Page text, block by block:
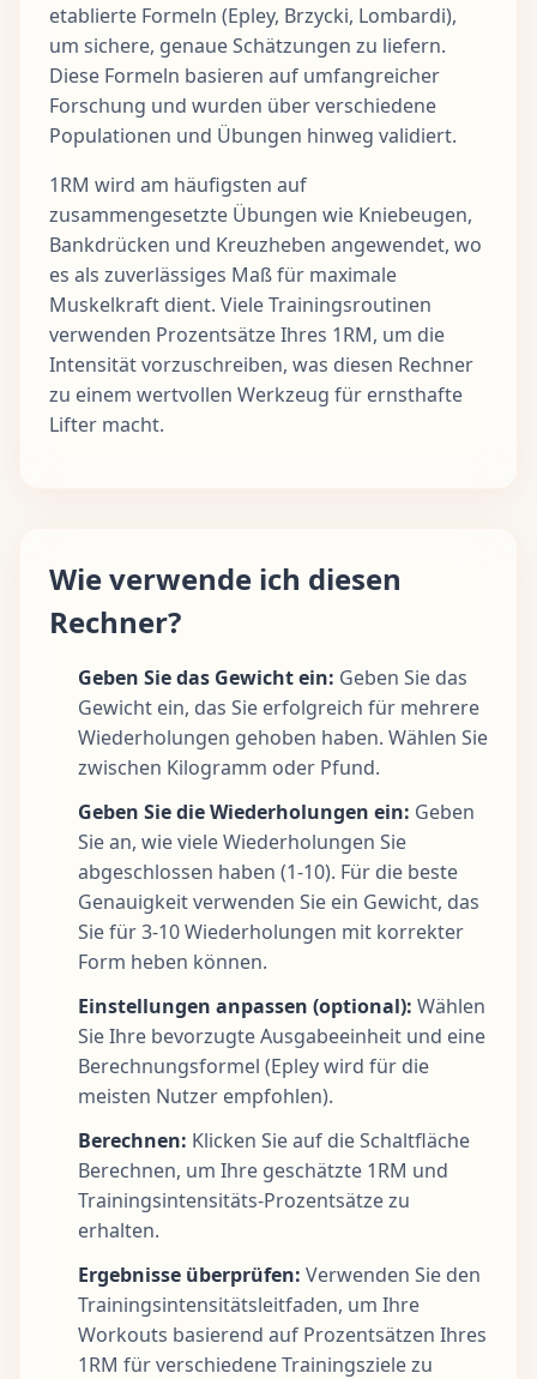
etablierte Formeln (Epley, Brzycki, Lombardi),
um sichere, genaue Schätzungen zu liefern.
Diese Formeln basieren auf umfangreicher
Forschung und wurden über verschiedene
Populationen und Übungen hinweg validiert.
1RM wird am häufigsten auf
zusammengesetzte Übungen wie Kniebeugen,
Bankdrücken und Kreuzheben angewendet, wo
es als zuverlässiges Maß für maximale
Muskelkraft dient. Viele Trainingsroutinen
verwenden Prozentsätze Ihres 1RM, um die
Intensität vorzuschreiben, was diesen Rechner
zu einem wertvollen Werkzeug für ernsthafte
Lifter macht.
Wie verwende ich diesen
Rechner?
Geben Sie das Gewicht ein: Geben Sie das
Gewicht ein, das Sie erfolgreich für mehrere
Wiederholungen gehoben haben. Wählen Sie
zwischen Kilogramm oder Pfund.
Geben Sie die Wiederholungen ein: Geben
Sie an, wie viele Wiederholungen Sie
abgeschlossen haben (1-10). Für die beste
Genauigkeit verwenden Sie ein Gewicht, das
Sie für 3-10 Wiederholungen mit korrekter
Form heben können.
Einstellungen anpassen (optional): Wählen
Sie Ihre bevorzugte Ausgabeeinheit und eine
Berechnungsformel (Epley wird für die
meisten Nutzer empfohlen).
Berechnen: Klicken Sie auf die Schaltfläche
Berechnen, um Ihre geschätzte 1RM und
Trainingsintensitäts-Prozentsätze zu
erhalten.
Ergebnisse überprüfen: Verwenden Sie den
Trainingsintensitätsleitfaden, um Ihre
Workouts basierend auf Prozentsätzen Ihres
1RM für verschiedene Trainingsziele zu